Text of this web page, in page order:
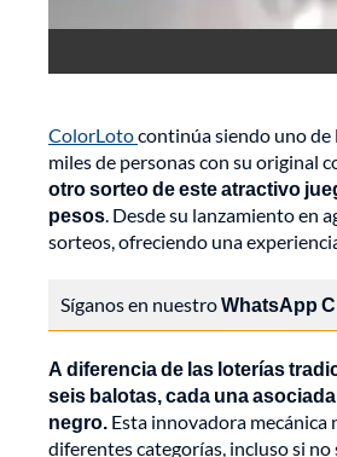
ColorLotocontinúa siendo uno de
miles de personas con su original
otro sorteo de este atractivo
pesos. Desde su lanzamiento en
sorteos, ofreciendo una
Síganos en nuestroWhatsApp
A diferencia de las loterías
seis balotas, cada una
negro. Esta innovadora
diferentes categorías, incluso si